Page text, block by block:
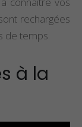
rechargées
de temps.
à la